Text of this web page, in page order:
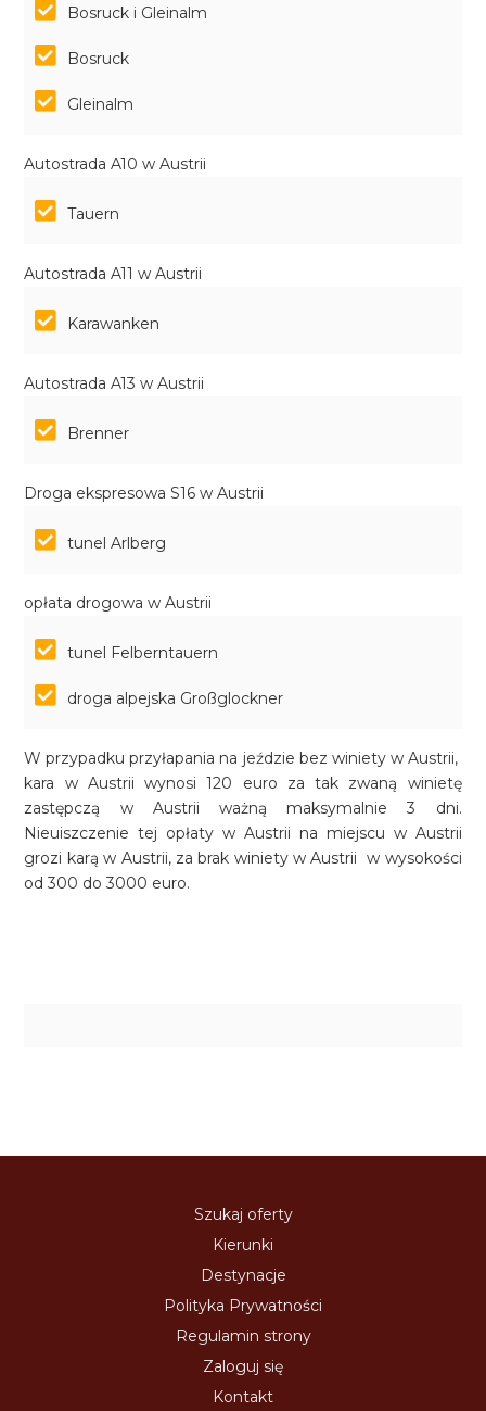
Bosruck i Gleinalm
Bosruck
Gleinalm
Autostrada A10 w Austrii
Tauern
Autostrada A11 w Austrii
Karawanken
Autostrada A13 w Austrii
Brenner
Droga ekspresowa S16 w Austrii
tunel Arlberg
opłata drogowa w Austrii
tunel Felberntauern
droga alpejska Großglockner
W przypadku przyłapania na jeździe bez winiety w Austrii,
kara w Austrii wynosi 120 euro za tak zwaną winietę
zastępczą w Austrii ważną maksymalnie 3 dni.
Nieuiszczenie tej opłaty w Austrii na miejscu w Austrii
grozi karą w Austrii, za brak winiety w Austrii w wysokości
od 300 do 3000 euro.
Szukaj oferty
Kierunki
Destynacje
Polityka Prywatności
Regulamin strony
Zaloguj się
Kontakt